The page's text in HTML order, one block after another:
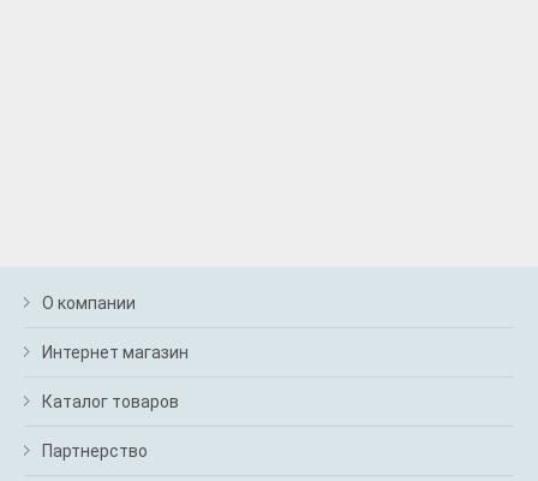
О компании
Интернет магазин
Каталог товаров
Партнерство